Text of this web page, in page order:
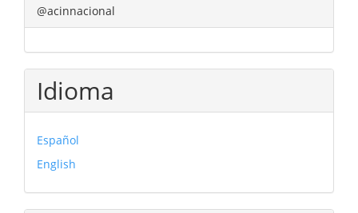
@acinnacional
Idioma
Español
English